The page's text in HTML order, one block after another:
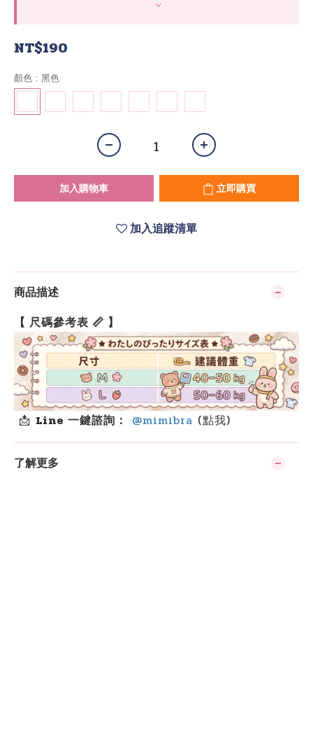
NT$190
顏色 : 黑色
加入購物車 立即購買
加入追蹤清單
商品描述
【 尺碼參考表 📏 】
📩 Line 一鍵諮詢： @mimibra (點我)
了解更多